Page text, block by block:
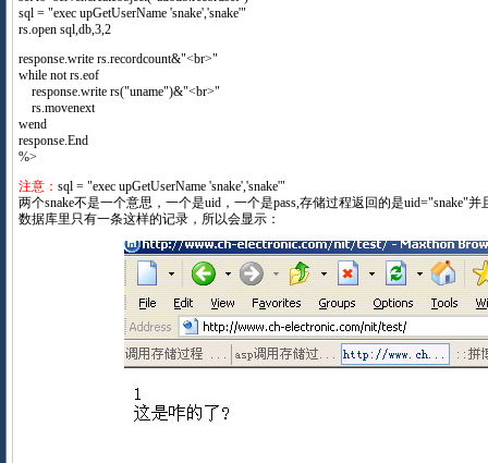
sql = "exec upGetUserName 'snake','snake'"
rs.open sql,db,3,2
response.write rs.recordcount&"<br>"
while not rs.eof
response.write rs("uname")&"<br>"
rs.movenext
wend
response.End
%>
注意： sql = "exec upGetUserName 'snake','snake'"
两个snake不是一个意思，一个是uid，一个是pass,存储过程返回的是uid="snake"并
数据库里只有一条这样的记录，所以会显示：